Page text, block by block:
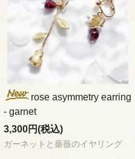
rose asymmetry earring
- garnet
3,300円(税込)
ガーネットと薔薇のイヤリング